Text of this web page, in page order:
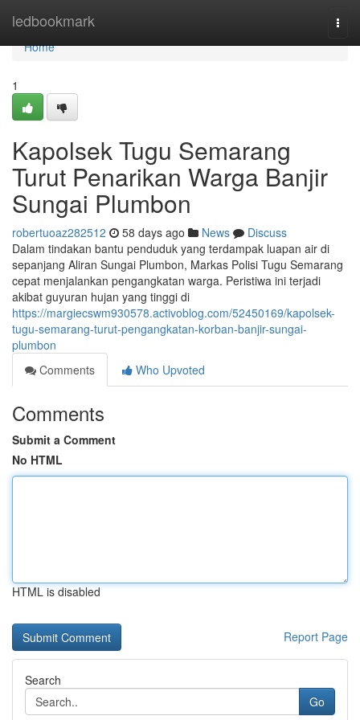
ledbookmark
Home
Home
1
Kapolsek Tugu Semarang
Turut Penarikan Warga Banjir
Sungai Plumbon
robertuoaz282512 58 days ago News
Discuss
Dalam tindakan bantu penduduk yang terdampak luapan air di
sepanjang Aliran Sungai Plumbon, Markas Polisi Tugu Semarang
cepat menjalankan pengangkatan warga. Peristiwa ini terjadi
akibat guyuran hujan yang tinggi di
https://margiecswm930578.activoblog.com/52450169/kapolsek-
tugu-semarang-turut-pengangkatan-korban-banjir-sungai-
plumbon
Comments
Who Upvoted
Comments
Submit a Comment
No HTML
HTML is disabled
Report Page
Search
Go